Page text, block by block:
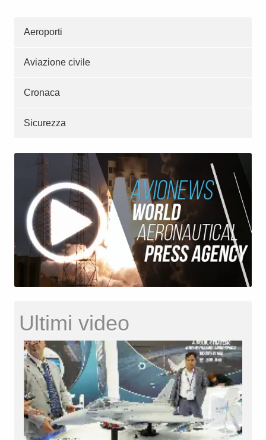
Aeroporti
Aviazione civile
Cronaca
Sicurezza
Ultimi video